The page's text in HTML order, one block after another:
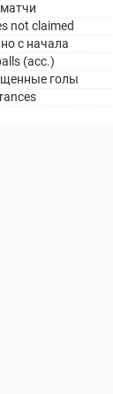
not claimed
с начала
(acc.)
голы